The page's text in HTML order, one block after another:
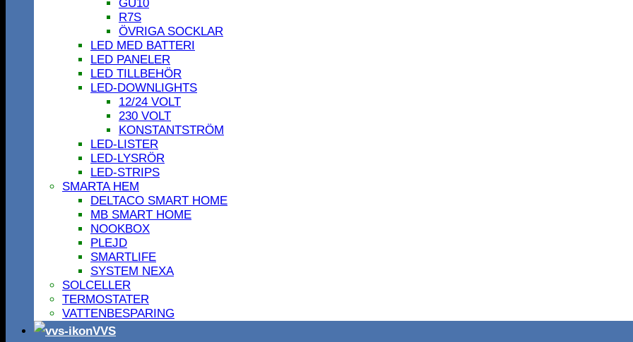
GU10
R7S
ÖVRIGA SOCKLAR
LED MED BATTERI
LED PANELER
LED TILLBEHÖR
LED-DOWNLIGHTS
12/24 VOLT
230 VOLT
KONSTANTSTRÖM
LED-LISTER
LED-LYSRÖR
LED-STRIPS
SMARTA HEM
DELTACO SMART HOME
MB SMART HOME
NOOKBOX
PLEJD
SMARTLIFE
SYSTEM NEXA
SOLCELLER
TERMOSTATER
VATTENBESPARING
VVS